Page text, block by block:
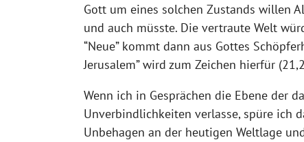
Gott um eines solchen Zustands willen
und auch müsste. Die vertraute Welt
“Neue” kommt dann aus Gottes
Jerusalem” wird zum Zeichen hierfür
Wenn ich in Gesprächen die Ebene der
Unverbindlichkeiten verlasse, spüre ich
Unbehagen an der heutigen Weltlage